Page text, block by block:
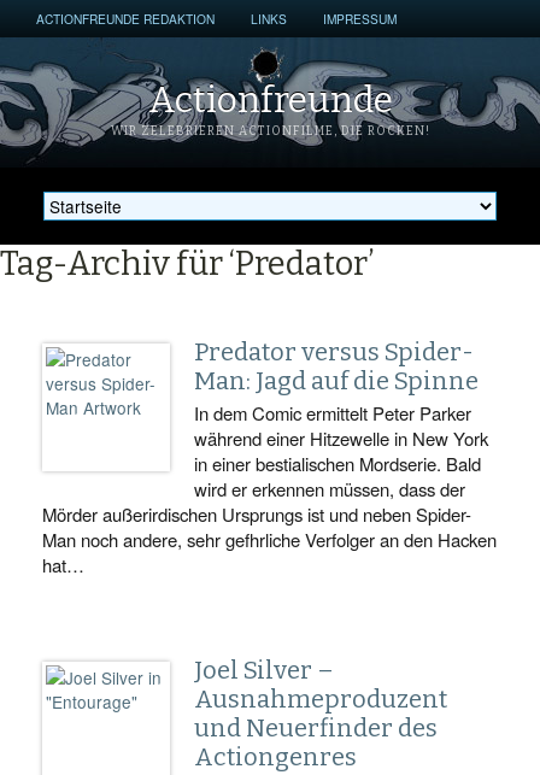
ACTIONFREUNDE REDAKTION LINKS IMPRESSUM
Actionfreunde
WIR ZELEBRIEREN ACTIONFILME, DIE ROCKEN!
Tag-Archiv für ‘Predator’
Predator versus Spider-
Man: Jagd auf die Spinne
In dem Comic ermittelt Peter Parker
während einer Hitzewelle in New York
in einer bestialischen Mordserie. Bald
wird er erkennen müssen, dass der
Mörder außerirdischen Ursprungs ist und neben Spider-
Man noch andere, sehr gefhrliche Verfolger an den Hacken
hat…
Joel Silver –
Ausnahmeproduzent
und Neuerfinder des
Actiongenres